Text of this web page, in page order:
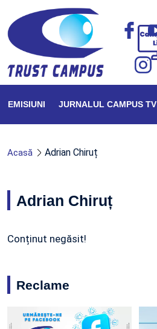
EMISIUNI JURNALUL CAMPUS TV
Acasă Adrian Chiruț
Adrian Chiruț
Conținut negăsit!
Reclame